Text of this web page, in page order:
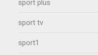
sport plus
sport tv
sport1